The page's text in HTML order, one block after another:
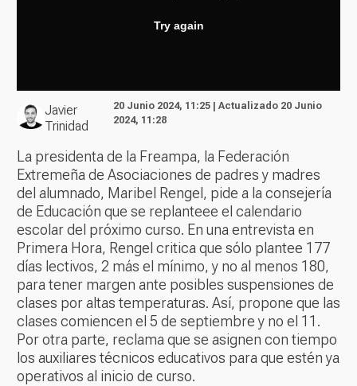
Javier
Trinidad
20 Junio 2024, 11:25 | Actualizado 20 Junio
2024, 11:28
La presidenta de la Freampa, la Federación
Extremeña de Asociaciones de padres y madres
del alumnado, Maribel Rengel, pide a la consejería
de Educación que se replanteee el calendario
escolar del próximo curso. En una entrevista en
Primera Hora, Rengel critica que sólo plantee 177
días lectivos, 2 más el mínimo, y no al menos 180,
para tener margen ante posibles suspensiones de
clases por altas temperaturas. Así, propone que las
clases comiencen el 5 de septiembre y no el 11.
Por otra parte, reclama que se asignen con tiempo
los auxiliares técnicos educativos para que estén ya
operativos al inicio de curso.